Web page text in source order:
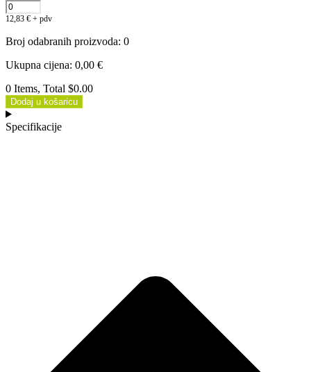
12,83 € + pdv
Broj odabranih proizvoda: 0
Ukupna cijena: 0,00 €
0 Items, Total $0.00
Dodaj u košaricu
Specifikacije